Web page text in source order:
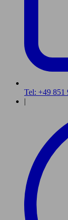
Tel: +49 851
|